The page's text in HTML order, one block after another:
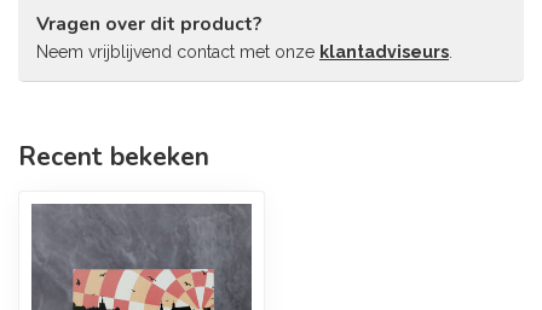
Vragen over dit product?
Neem vrijblijvend contact met onze klantadviseurs
Recent bekeken